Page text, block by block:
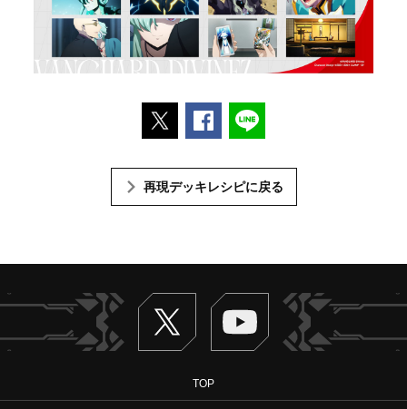
ポストするFacebookでシェアする
再現デッキレシピに戻る
Twitter ヴァンガードch
TOP